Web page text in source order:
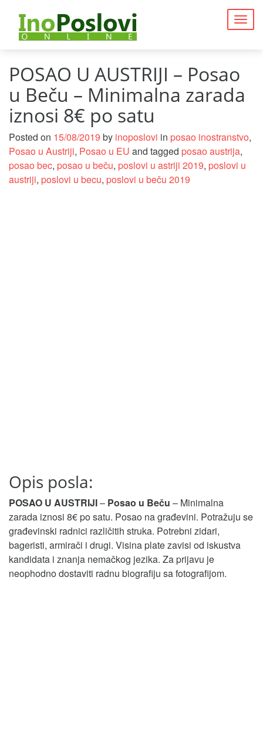
POSAO U AUSTRIJI – Posao
u Beču – Minimalna zarada
iznosi 8€ po satu
Posted on 15/08/2019 by inoposlovi in posao inostranstvo,
Posao u Austriji, Posao u EU and tagged posao austrija,
posao bec, posao u beču, poslovi u astriji 2019, poslovi u
austriji, poslovi u becu, poslovi u beču 2019
Opis posla:
POSAO U AUSTRIJI– Posao u Beču – Minimalna
zarada iznosi 8€ po satu. Posao na građevini. Potražuju se
građevinski radnici različitih struka. Potrebni zidari,
bageristi, armirači i drugi. Visina plate zavisi od iskustva
kandidata i znanja nemačkog jezika. Za prijavu je
neophodno dostaviti radnu biografiju sa fotografijom.